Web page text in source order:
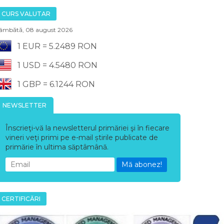
CURS VALUTAR
08 august 2026
1 EUR = 5.2489 RON
1 USD = 4.5480 RON
1 GBP = 6.1244 RON
NEWSLETTER
Înscrieţi-vă la newsletterul primăriei şi în fiecare
vineri veţi primi pe e-mail știrile publicate de
primărie în ultima săptâmână.
Mă abonez!
CERTIFICĂRI